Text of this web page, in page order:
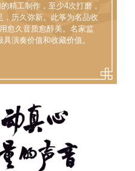
精工制作，至少4次打磨，
历久弥新。此筝为名品收
愈久音质愈醇美。名家监
演奏价值和收藏价值。